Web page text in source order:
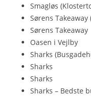
Smagløs
Sørens
Sørens Takeaway
Oasen i Vejlby
Sharks
Sharks
Sharks
Sharks – Bedste